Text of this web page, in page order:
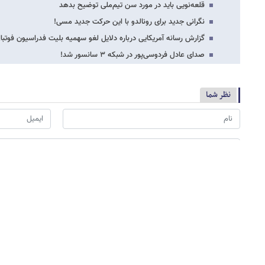
قلعه‌نویی باید در مورد سن تیم‌ملی توضیح بدهد
نگرانی جدید برای رونالدو با این حرکت جدید مسی!
گزارش رسانه آمریکایی درباره دلایل لغو سهمیه بلیت فدراسیون
صدای عادل فردوسی‌پور در شبکه ۳ سانسور شد!
نظر شما